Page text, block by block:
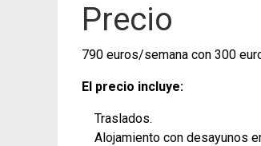
Precio
790 euros/semana con 300
El precio incluye:
Traslados.
Alojamiento con desayunos